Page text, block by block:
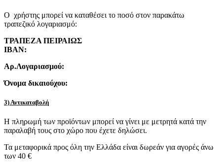
Ο χρήστης μπορεί να καταθέσει το ποσό στον παρακάτω
τραπεζικό λογαριασμό:
ΤΡΑΠΕΖΑ ΠΕΙΡΑΙΩΣ
IBAN:
Αρ.Λογαριασμού:
Όνομα δικαιούχου:
3) Αντικαταβολή
Η πληρωμή των προϊόντων μπορεί να γίνει με μετρητά κατά την
παραλαβή τους στο χώρο που έχετε δηλώσει.
Τα μεταφορικά προς όλη την Ελλάδα είναι δωρεάν για αγορές άνω
των 40 €